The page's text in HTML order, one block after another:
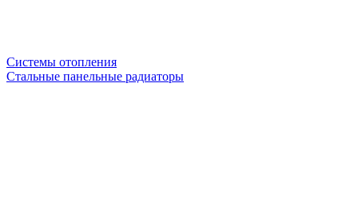
Системы отопления
Стальные панельные радиаторы